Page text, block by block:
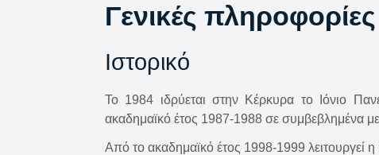
Γενικές πληροφορίες
Ιστορικό
Το 1984 ιδρύεται στην Κέρκυρα το Ιόνιο
ακαδημαϊκό έτος 1987-1988 σε συμβεβλημένα με
Από το ακαδημαϊκό έτος 1998-1999 λειτουργεί η